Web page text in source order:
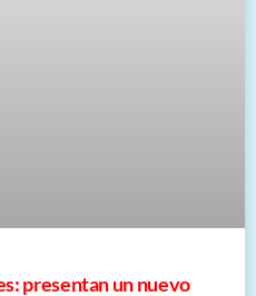
presentan un nuevo